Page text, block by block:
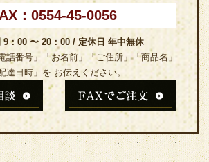
：0554-45-0056
9：00 〜 20：00 / 定休日 年中無休
話番号」「お名前」「ご住所」「商品名」
達日時」を お伝えください。